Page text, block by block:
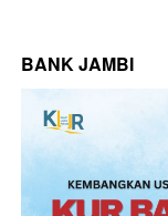
BANK JAMBI